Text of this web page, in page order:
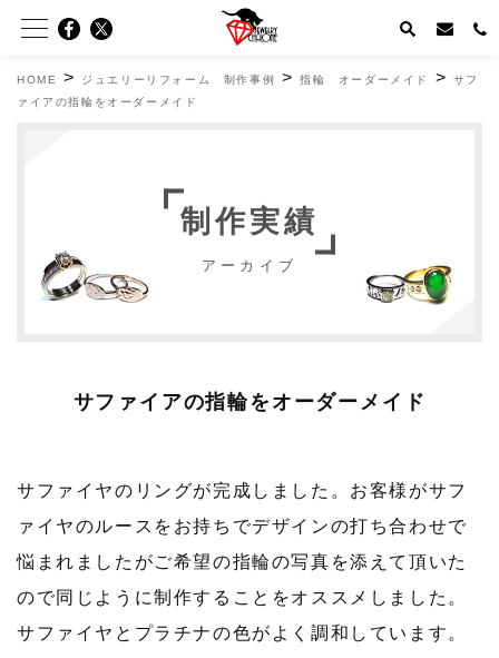
HOME > ジュエリーリフォーム 制作事例 >指輪 オーダーメイド >
サフ
ァイアの指輪をオーダーメイド
制作実績
アーカイブ
サファイアの指輪をオーダーメイド
サファイヤのリングが完成しました。お客様がサフ
ァイヤのルースをお持ちでデザインの打ち合わせで
悩まれましたがご希望の指輪の写真を添えて頂いた
ので同じように制作することをオススメしました。
サファイヤとプラチナの色がよく調和しています。